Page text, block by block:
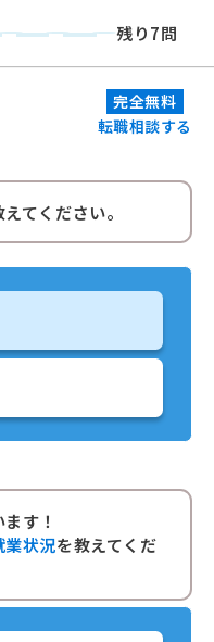
残り7問
完全無料
転職相談する
てください。
す！
業状況を教えてくだ